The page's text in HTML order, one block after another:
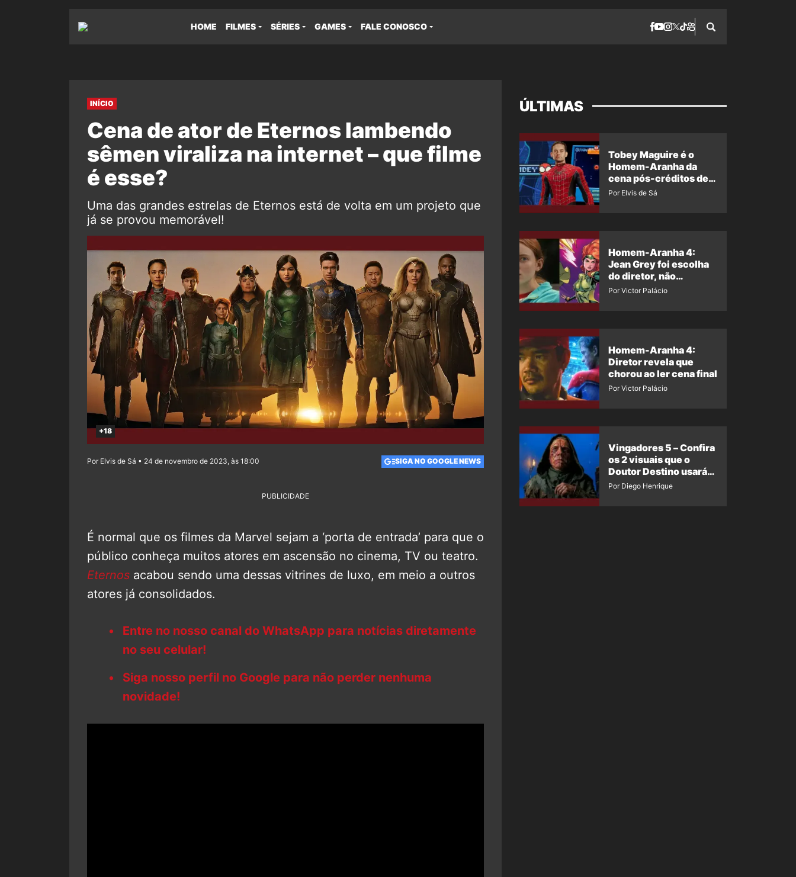
HOME FILMES SÉRIES GAMES FALE CONOSCO
INÍCIO
Cena de ator de Eternos lambendo
sêmen viraliza na internet – que filme
é esse?
Uma das grandes estrelas de Eternos está de volta em um projeto que
já se provou memorável!
+18
Por Elvis de Sá • 24 de novembro de 2023, às 18:00 SIGA NO GOOGLE NEWS
PUBLICIDADE
É normal que os filmes da Marvel sejam a ‘porta de entrada’ para que o
público conheça muitos atores em ascensão no cinema, TV ou teatro.
Eternos acabou sendo uma dessas vitrines de luxo, em meio a outros
atores já consolidados.
Entre no nosso canal do WhatsApp para notícias diretamente
no seu celular!
Siga nosso perfil no Google para não perder nenhuma
novidade!
ÚLTIMAS
Tobey Maguire é o
Homem-Aranha da
cena pós-créditos de
Um Novo Dia?
Por Elvis de Sá
Homem-Aranha 4:
Jean Grey foi escolha
do diretor, não
imposição da Marvel
Por Victor Palácio
Homem-Aranha 4:
Diretor revela que
chorou ao ler cena final
Por Victor Palácio
Vingadores 5 – Confira
os 2 visuais que o
Doutor Destino usará
no filme
Por Diego Henrique